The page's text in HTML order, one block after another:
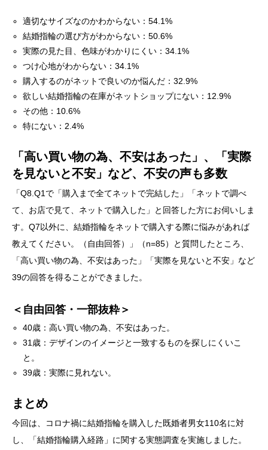
適切なサイズなのかわからない：54.1%
結婚指輪の選び方がわからない：50.6%
実際の見た目、色味がわかりにくい：34.1%
つけ心地がわからない：34.1%
購入するのがネットで良いのか悩んだ：32.9%
欲しい結婚指輪の在庫がネットショップにない：12.9%
その他：10.6%
特にない：2.4%
「高い買い物の為、不安はあった」、「実際
を見ないと不安」など、不安の声も多数
「Q8.Q1で「購入まで全てネットで完結した」「ネットで調べ
て、お店で見て、ネットで購入した」と回答した方にお伺いしま
す。Q7以外に、結婚指輪をネットで購入する際に悩みがあれば
教えてください。（自由回答）」（n=85）と質問したところ、
「高い買い物の為、不安はあった」「実際を見ないと不安」など
39の回答を得ることができました。
＜自由回答・一部抜粋＞
40歳：​​​​高い買い物の為、不安はあった。
31歳：​​デザインのイメージと一致するものを探しにくいこ
と。
39歳：実際に見れない。
まとめ
今回は、コロナ禍に結婚指輪を購入した既婚者男女110名に対
し、「結婚指輪購入経路」に関する実態調査を実施しました。